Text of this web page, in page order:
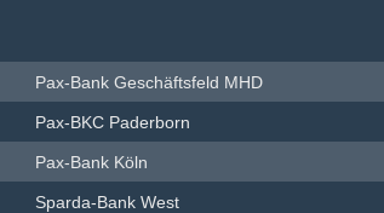
Pax-Bank Geschäftsfeld MHD
Pax-BKC Paderborn
Pax-Bank Köln
Sparda-Bank West